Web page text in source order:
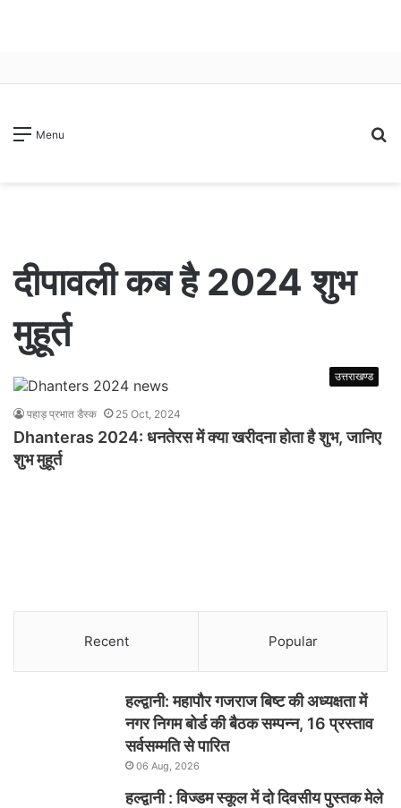
Menu
दीपावली कब है 2024 शुभ
मुहूर्त
उत्तराखण्ड
पहाड़ प्रभात डैस्क 25 Oct, 2024
Dhanteras 2024: धनतेरस में क्या खरीदना होता है शुभ, जानिए
शुभ मुहूर्त
Recent Popular
हल्द्वानी: महापौर गजराज बिष्ट की अध्यक्षता में
नगर निगम बोर्ड की बैठक सम्पन्न, 16 प्रस्ताव
सर्वसम्मति से पारित
06 Aug, 2026
हल्द्वानी : विज्डम स्कूल में दो दिवसीय पुस्तक मेले